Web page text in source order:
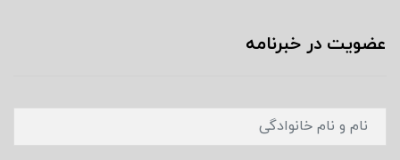
عضویت در خبرنامه